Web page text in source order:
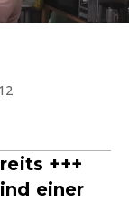
+++
einer